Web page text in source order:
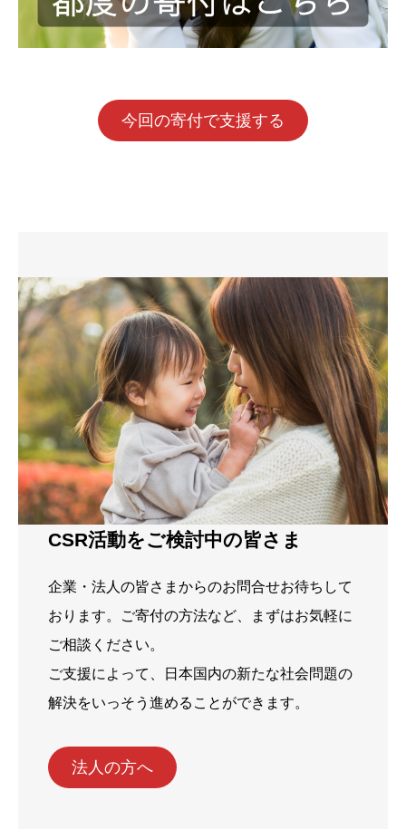
今回の寄付で支援する
CSR活動をご検討中の皆さま
企業・法人の皆さまからのお問合せお待ちして
おります。ご寄付の方法など、まずはお気軽に
ご相談ください。
ご支援によって、日本国内の新たな社会問題の
解決をいっそう進めることができます。
法人の方へ